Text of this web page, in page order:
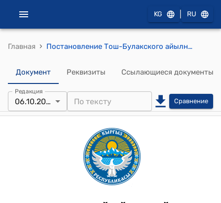
KG RU
Главная › Постановление Тош-Булакского айылного кенеша от 06 октября 2023 года № 28-26/24 «Софинансирование в рамках третьего проекта сельских инвестиций» АРИС" (по реагированию на COVID-19) подпроект в проекте ДФ ПСИ-3 проект “Ремонт сан. узлов, полов, кухни, дверей, брусчатки в детском саду им. К. Дегембаева в с. Тош-Булак "
Документ Реквизиты Ссылающиеся документы
Редакция
06.10.2023 Сравнение